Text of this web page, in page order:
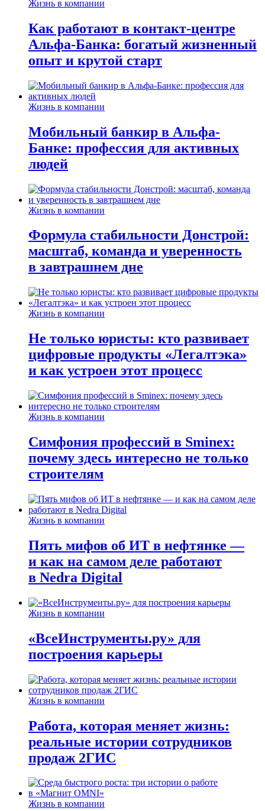
Жизнь в компании
Как работают в контакт-центре
Альфа-Банка: богатый жизненный
опыт и крутой старт
Жизнь в компании
Мобильный банкир в Альфа-
Банке: профессия для активных
людей
Жизнь в компании
Формула стабильности Донстрой:
масштаб, команда и уверенность
в завтрашнем дне
Жизнь в компании
Не только юристы: кто развивает
цифровые продукты «Легалтэка»
и как устроен этот процесс
Жизнь в компании
Симфония профессий в Sminex:
почему здесь интересно не только
строителям
Жизнь в компании
Пять мифов об ИТ в нефтянке —
и как на самом деле работают
в Nedra Digital
Жизнь в компании
«ВсеИнструменты.ру» для
построения карьеры
Жизнь в компании
Работа, которая меняет жизнь:
реальные истории сотрудников
продаж 2ГИС
Жизнь в компании